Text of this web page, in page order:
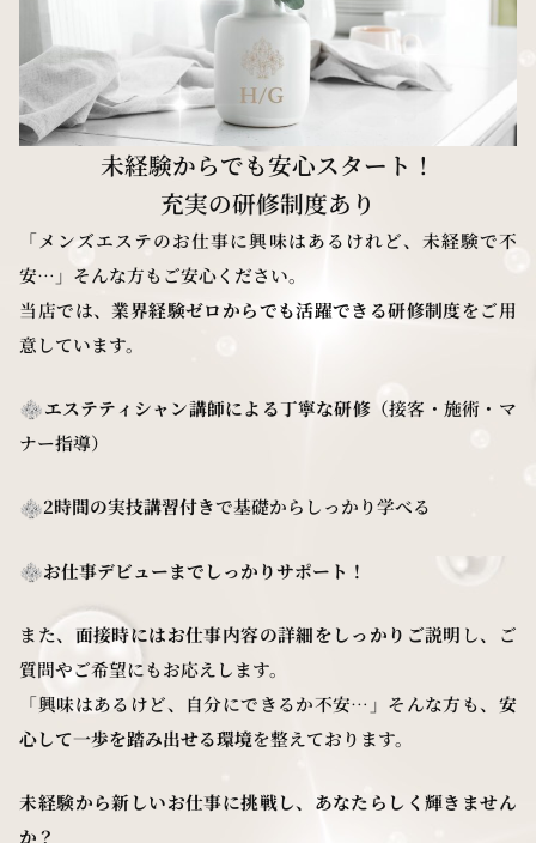
未経験からでも安心スタート！
充実の研修制度あり
「メンズエステのお仕事に興味はあるけれど、未経験で不
安…」そんな方もご安心ください。
当店では、業界経験ゼロからでも活躍できる研修制度をご用
意しています。
エステティシャン講師による丁寧な研修 （接客・施術・マ
ナー指導）
2時間の実技講習付きで基礎からしっかり学べる
お仕事デビューまでしっかりサポート！
また、 面接時にはお仕事内容の詳細をしっかりご説明 し、ご
質問やご希望にもお応えします。
「興味はあるけど、自分にできるか不安…」そんな方も、 安
心して一歩を踏み出せる環境を整えております。
未経験から新しいお仕事に挑戦し、あなたらしく輝きません
か？